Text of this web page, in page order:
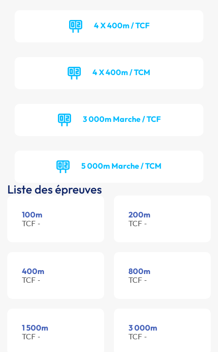
4 X 400m / TCF
4 X 400m / TCM
3 000m Marche / TCF
5 000m Marche / TCM
Liste des épreuves
100m
TCF -
200m
TCF -
400m
TCF -
800m
TCF -
1 500m
TCF -
3 000m
TCF -